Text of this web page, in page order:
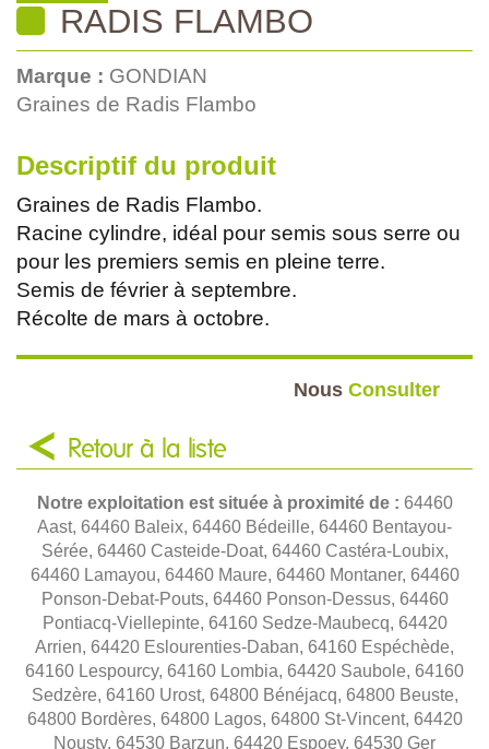
RADIS FLAMBO
Marque : GONDIAN
Graines de Radis Flambo
Descriptif du produit
Graines de Radis Flambo.
Racine cylindre, idéal pour semis sous serre ou
pour les premiers semis en pleine terre.
Semis de février à septembre.
Récolte de mars à octobre.
Nous Consulter
Retour à la liste
Notre exploitation est située à proximité de : 64460
Aast, 64460 Baleix, 64460 Bédeille, 64460 Bentayou-
Sérée, 64460 Casteide-Doat, 64460 Castéra-Loubix,
64460 Lamayou, 64460 Maure, 64460 Montaner, 64460
Ponson-Debat-Pouts, 64460 Ponson-Dessus, 64460
Pontiacq-Viellepinte, 64160 Sedze-Maubecq, 64420
Arrien, 64420 Eslourenties-Daban, 64160 Espéchède,
64160 Lespourcy, 64160 Lombia, 64420 Saubole, 64160
Sedzère, 64160 Urost, 64800 Bénéjacq, 64800 Beuste,
64800 Bordères, 64800 Lagos, 64800 St-Vincent, 64420
Nousty, 64530 Barzun, 64420 Espoey, 64530 Ger